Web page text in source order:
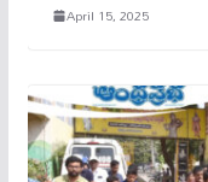
April 15, 2025